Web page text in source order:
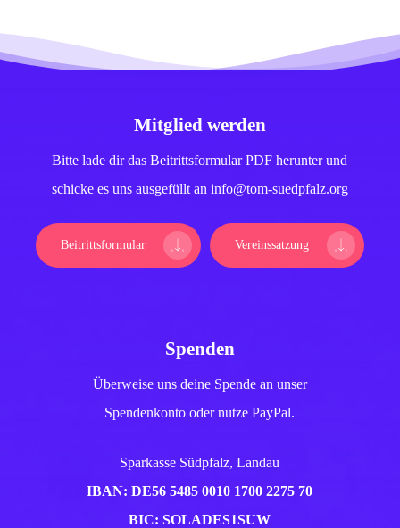
Mitglied werden
Bitte lade dir das Beitrittsformular PDF herunter und
schicke es uns ausgefüllt an info@tom-suedpfalz.org
Beitrittsformular Vereinssatzung
Spenden
Überweise uns deine Spende an unser
Spendenkonto oder nutze PayPal.
Sparkasse Südpfalz, Landau
IBAN: DE56 5485 0010 1700 2275 70
BIC: SOLADES1SUW